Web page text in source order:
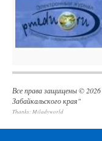
Все права защищены © 2026
Забайкальского края"
Thanks:Miladyworld